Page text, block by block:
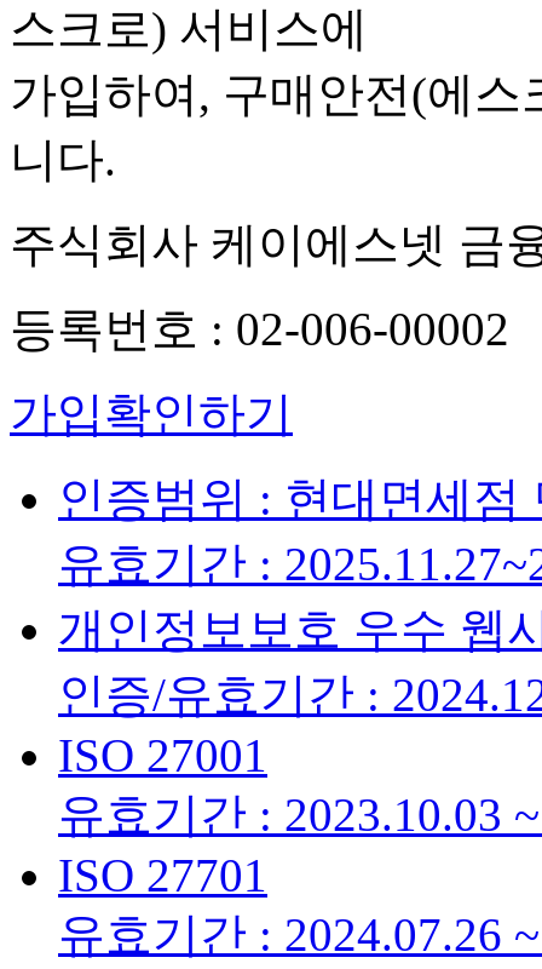
스크로) 서비스에
가입하여, 구매안전(에
니다.
주식회사 케이에스넷 금
등록번호 : 02-006-00002
가입확인하기
인증범위 : 현대면세점
유효기간 :
개인정보보호 우수 웹
인증/유효기간 :
ISO 27001
유효기간 : 2023.10.03
ISO 27701
유효기간 : 2024.07.26